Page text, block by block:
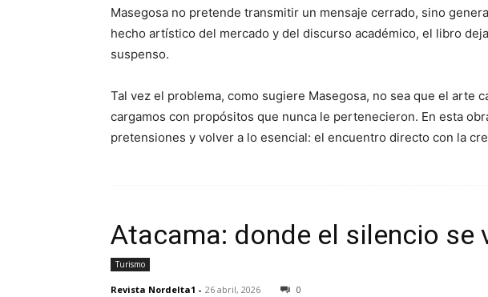
Masegosa no pretende transmitir un mensaje cerrado, sino
hecho artístico del mercado y del discurso académico, el libro
suspenso.
Tal vez el problema, como sugiere Masegosa, no sea que el arte
cargamos con propósitos que nunca le pertenecieron. En esta
pretensiones y volver a lo esencial: el encuentro directo con la
Atacama: donde el silencio se
Turismo
Revista Nordelta1 - 26 abril, 2026 0